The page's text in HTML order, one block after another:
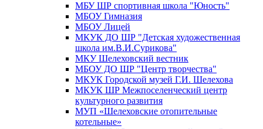
МБУ ШР спортивная школа "Юность"
МБОУ Гимназия
МБОУ Лицей
МКУК ДО ШР "Детская художественная
школа им.В.И.Сурикова"
МКУ Шелеховский вестник
МБОУ ДО ШР "Центр творчества"
МКУК Городской музей Г.И. Шелехова
МКУК ШР Межпоселенческий центр
культурного развития
МУП «Шелеховские отопительные
котельные»